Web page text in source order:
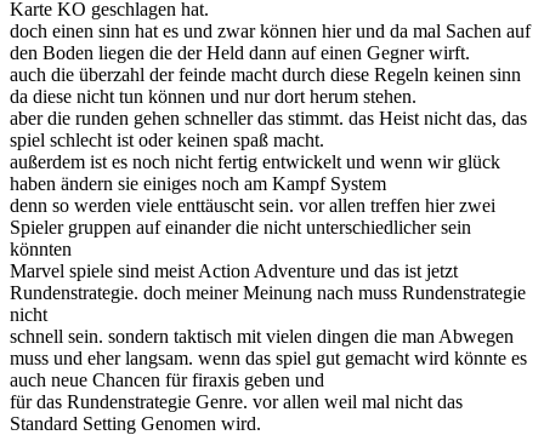
Karte KO geschlagen hat.
doch einen sinn hat es und zwar können hier und da mal Sachen auf
den Boden liegen die der Held dann auf einen Gegner wirft.
auch die überzahl der feinde macht durch diese Regeln keinen sinn
da diese nicht tun können und nur dort herum stehen.
aber die runden gehen schneller das stimmt. das Heist nicht das, das
spiel schlecht ist oder keinen spaß macht.
außerdem ist es noch nicht fertig entwickelt und wenn wir glück
haben ändern sie einiges noch am Kampf System
denn so werden viele enttäuscht sein. vor allen treffen hier zwei
Spieler gruppen auf einander die nicht unterschiedlicher sein
könnten
Marvel spiele sind meist Action Adventure und das ist jetzt
Rundenstrategie. doch meiner Meinung nach muss Rundenstrategie
nicht
schnell sein. sondern taktisch mit vielen dingen die man Abwegen
muss und eher langsam. wenn das spiel gut gemacht wird könnte es
auch neue Chancen für firaxis geben und
für das Rundenstrategie Genre. vor allen weil mal nicht das
Standard Setting Genomen wird.